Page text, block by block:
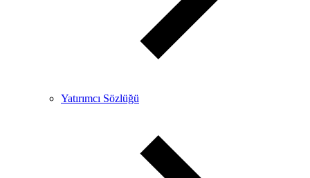
Yatırımcı Sözlüğü